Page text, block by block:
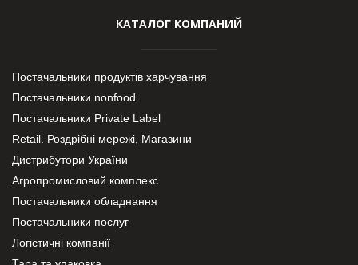
КАТАЛОГ КОМПАНИЙ
Постачальники продуктів харчування
Постачальники nonfood
Постачальники Private Label
Retail. Роздрібні мережі, Магазини
Дистрибутори України
Агропромисловий комплекс
Постачальники обладнання
Постачальники послуг
Логістичні компанії